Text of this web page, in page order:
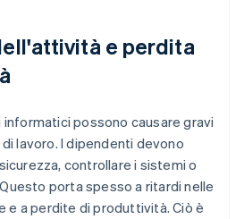
e perdita
possono causare gravi
lavoro. I dipendenti devono
controllare i sistemi o
porta spesso a ritardi nelle
e a perdite di produttività. Ciò è